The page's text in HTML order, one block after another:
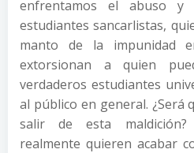
enfrentamos el abuso y
estudiantes sancarlistas,
manto de la impunidad
extorsionan a quien
verdaderos estudiantes
al público en general. ¿Será
salir de esta maldición?
realmente quieren acabar